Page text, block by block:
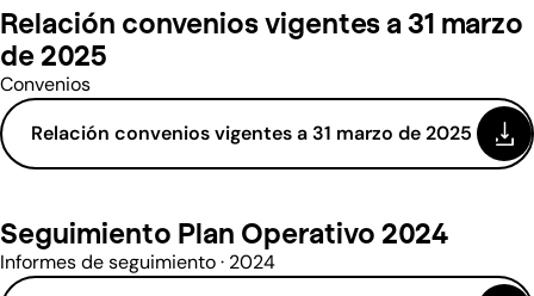
Relación convenios vigentes a 31 marzo
de 2025
Convenios
Relación convenios vigentes a 31 marzo de 2025
(se abre en una nueva ventana)
Seguimiento Plan Operativo 2024
Informes de seguimiento · 2024